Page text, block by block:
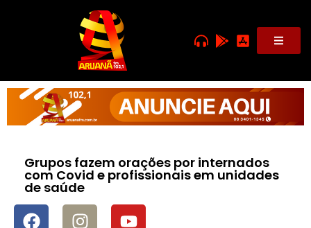
Grupos fazem orações por internados
com Covid e profissionais em unidades
de saúde